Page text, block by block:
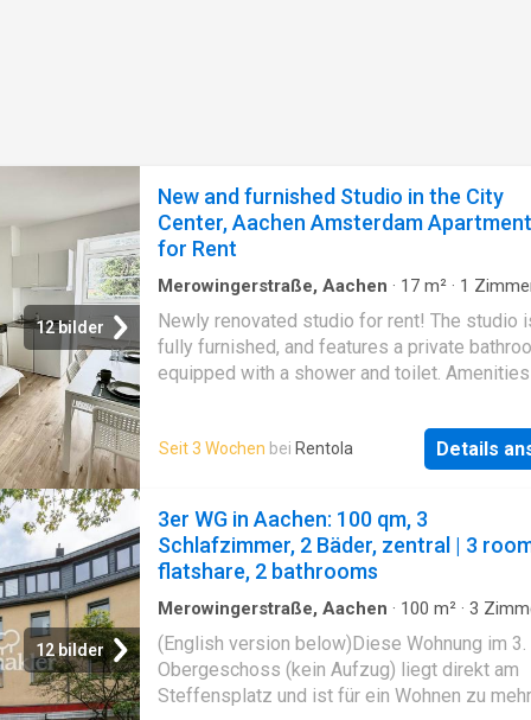
12 bilder
New and furnished Studio in the City
Center, Aachen Amsterdam
for Rent
Merowingerstraße, Aachen · 17 m² · 1
Newly renovated studio for rent! The studio
fully furnished, and features a private
equipped with a shower and toilet. Amenities
area with a table and chairs, and a fully
kitchenette complete with a stove,
cutlery, and crockery. For added convenience,
operate on a coin system are available on the
floor. This is perfect for those who value
comfort. The all-inclusive rent includes
utilities. Furnishings: The studio includes a
comfortable bed, a spacious wardrobe, and a
area consisting of a table with four chairs.
Kitchenette: Fully equipped with a stove,
as well as cutlery and crockery, it offers
Seit 3 Wochen bei Rentola Details
12 bilder
3er WG in Aachen: 100 qm, 3
Schlafzimmer, 2 Bäder, zentral | 3
flatshare, 2 bathrooms
Merowingerstraße, Aachen · 100 m² · 3
(English version below)Diese Wohnung im 3.
Obergeschoss (kein Aufzug) liegt direkt am
Steffensplatz und ist für ein Wohnen zu